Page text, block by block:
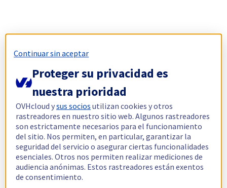
Continuar sin aceptar
Proteger su privacidad es
nuestra prioridad
OVHcloud ysus socios utilizan cookies y otros
rastreadores en nuestro sitio web. Algunos rastreadores
son estrictamente necesarios para el funcionamiento
del sitio. Nos permiten, en particular, garantizar la
seguridad del servicio o asegurar ciertas funcionalidades
esenciales. Otros nos permiten realizar mediciones de
audiencia anónimas. Estos rastreadores están exentos
de consentimiento.